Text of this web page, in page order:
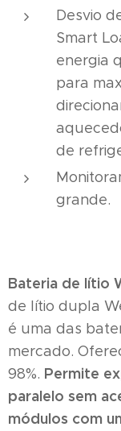
Desvio
Smart
energia
para
de
grande.
Bateria de lítio
de lítio dupla
é uma das
mercado.
98%. Permite
paralelo sem
módulos com